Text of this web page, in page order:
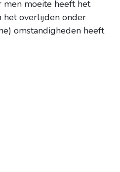
men moeite heeft het
het overlijden onder
omstandigheden heeft